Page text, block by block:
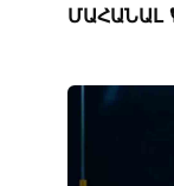
ՄԱՀԱՆԱԼ